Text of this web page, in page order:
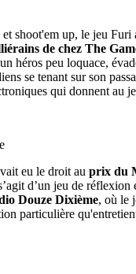
shoot'em up, le jeu Furi
de chez The
héros peu loquace,
se tenant sur son
qui donnent au
eu le droit au prix du
d’un jeu de réflexion
Douze Dixième, où le
particulière